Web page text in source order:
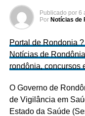
Publicado por 6
Por Notícias de
Portal de Rondonia
Notícias de
rondônia, concursos
O Governo de
de Vigilância em
Estado da Saúde